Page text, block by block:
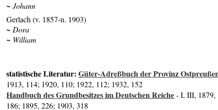
~ Johann
Gerlach (v. 1857-n. 1903)
~ Dora
~ William
statistische Literatur:Güter-Adreßbuch der Provinz
1913, 114; 1920, 110; 1922, 112; 1932, 152
Handbuch des Grundbesitzes im Deutschen Reiche- I, III, 1879,
186; 1895, 226; 1903, 318